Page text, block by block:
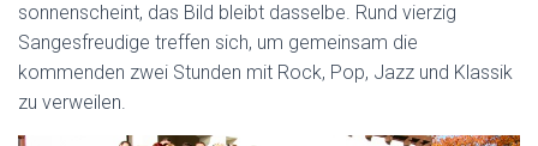
sonnenscheint, das Bild bleibt dasselbe. Rund vierzig
Sangesfreudige treffen sich, um gemeinsam die
kommenden zwei Stunden mit Rock, Pop, Jazz und Klassik
zu verweilen.